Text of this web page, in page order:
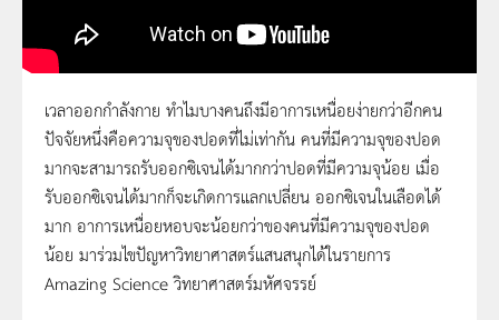
Amazing Science | Season 3 | ความจุปอด
เวลาออกกำลังกาย ทำไมบางคนถึงมีอาการเหนื่อยง่ายกว่าอีกคน
ปัจจัยหนึ่งคือความจุของปอดที่ไม่เท่ากัน คนที่มีความจุของปอด
มากจะสามารถรับออกซิเจนได้มากกว่าปอดที่มีความจุน้อย เมื่อ
รับออกซิเจนได้มากก็จะเกิดการแลกเปลี่ยน ออกซิเจนในเลือดได้
มาก อาการเหนื่อยหอบจะน้อยกว่าของคนที่มีความจุของปอด
น้อย มาร่วมไขปัญหาวิทยาศาสตร์แสนสนุกได้ในรายการ
Amazing Science วิทยาศาสตร์มหัศจรรย์